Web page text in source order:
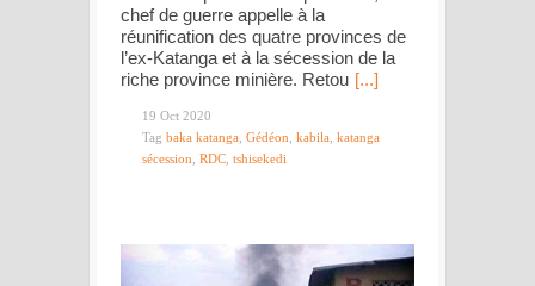
chef de guerre appelle à la
réunification des quatre provinces de
l’ex-Katanga et à la sécession de la
riche province minière. Retou [...]
19 Oct 2020
Tag baka katanga Gédéon kabila katanga
sécession RDC tshisekedi